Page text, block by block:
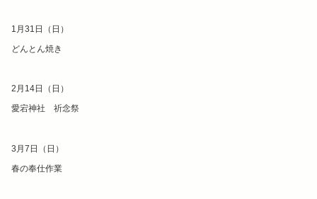
1月31日（日）
どんとん焼き
2月14日（日）
愛宕神社 祈念祭
3月7日（日）
春の奉仕作業